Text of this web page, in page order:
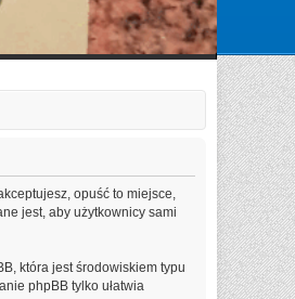
Zaloguj się
opuść to miejsce,
jest, aby użytkownicy sami
która jest środowiskiem typu
phpBB tylko ułatwia